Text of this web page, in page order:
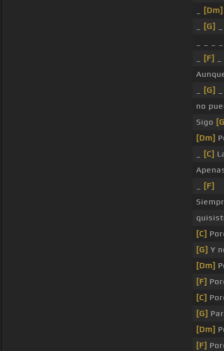
[Dm]
[G]
_ _ _
[F]
[G]
no
Sigo
[Dm]
[C]
[F]
[C]
[G] Y
[Dm]
[F]
[C]
[G]
[Dm]
[F]